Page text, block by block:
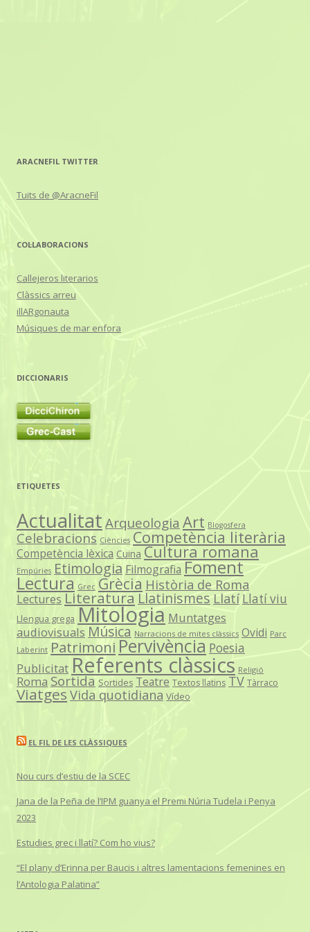
ARACNEFIL TWITTER
Tuits de @AracneFil
COL·LABORACIONS
Callejeros literarios
Clàssics arreu
illARgonauta
Músiques de mar enfora
DICCIONARIS
ETIQUETES
ActualitatArqueologia Art Blogosfera
Celebracions Ciències Competència literària
Competència lèxica Cuina Cultura romana
Empúries Etimologia Filmografia Foment
Lectura Grec Grècia Història de Roma
Lectures LiteraturaLlatinismes Llatí Llatí viu
Llengua grega Mitologia Muntatges
audiovisuals Música Narracions de mites clàssics Ovidi Parc
Laberint PatrimoniPervivència Poesia
PublicitatReferents clàssics Religió
Roma Sortida Sortides Teatre Textos llatins TV Tàrraco
Viatges Vida quotidiana Vídeo
EL FIL DE LES CLÀSSIQUES
Nou curs d’estiu de la SCEC
Jana de la Peña de l’IPM guanya el Premi Núria Tudela i Penya
2023
Estudies grec i llatí? Com ho vius?
“El plany d’Erinna per Baucis i altres lamentacions femenines en
l’Antologia Palatina”